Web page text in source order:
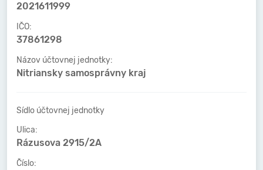
2021611999
IČO:
37861298
Názov účtovnej jednotky:
Nitriansky samosprávny kraj
Sídlo účtovnej jednotky
Ulica:
Rázusova 2915/2A
Číslo: